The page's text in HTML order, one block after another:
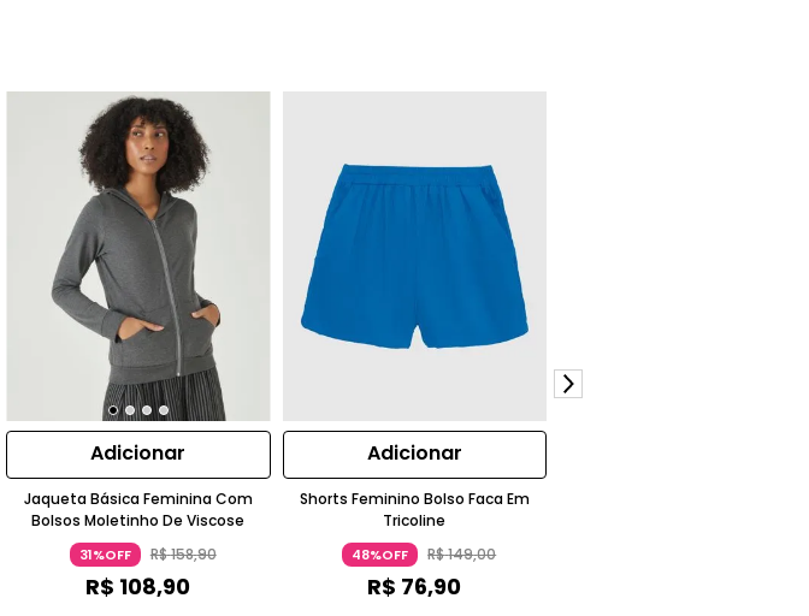
Adicionar
Jaqueta Básica Feminina Com
Bolsos Moletinho De Viscose
31%OFF R$158,90
R$ 108,90
Adicionar
Shorts Feminino Bolso Faca Em
Tricoline
48%OFF R$149,00
R$ 76,90